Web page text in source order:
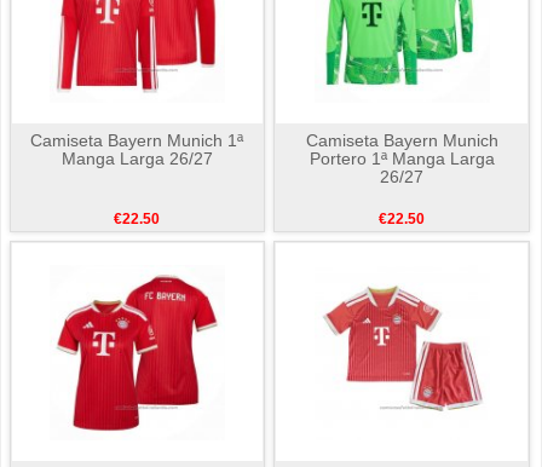
Camiseta Bayern Munich 1ª
Manga Larga 26/27
€22.50
Camiseta Bayern Munich
Portero 1ª Manga Larga
26/27
€22.50